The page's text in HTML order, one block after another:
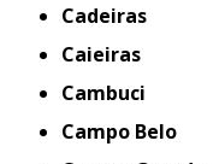
Cadeiras
Caieiras
Cambuci
Campo Belo